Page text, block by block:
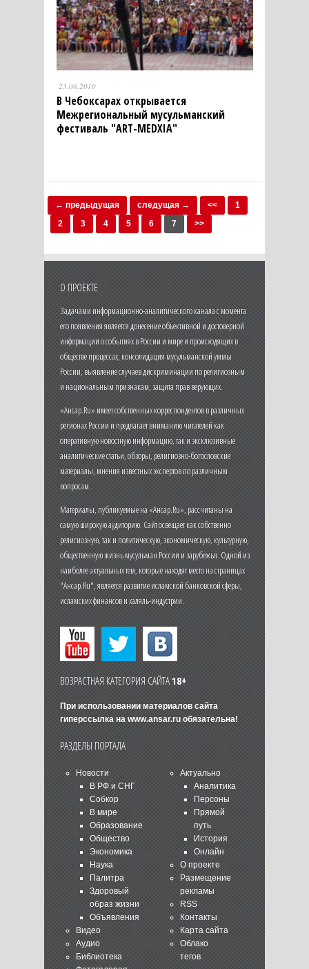
23.08.2010
В Чебоксарах открывается
Межрегиональный мусульманский
фестиваль "ART-MEDXIA"
← предыдущая следущая → <<
1
2
3 4 5 6 7 >>
О ПРОЕКТЕ
Задачами информационно-аналитического канала с момента
его появления является донесение объективной и достоверной
информации о событиях в России и мире и происходящих в
обществе процессах, консолидация мусульманской уммы
России, выявление случаев дискриминации по религиозным
и национальным признакам, защита прав верующих.
«Ансар.Ru» имеет собственных корреспондентов в различных
регионах России и предлагает вниманию читателей как
оперативную новостную информацию, так и эксклюзивные
аналитические статьи, обзоры, религиозно-богословские
материалы, мнения известных экспертов по различным
вопросам.
Материалы, публикуемые на «Ансар.Ru», рассчитаны на
самую широкую аудиторию. Сайт освещает как собственно
религиозную, так и политическую, экономическую, культурную,
общественную жизнь мусульман России и зарубежья. Одной из
наиболее актуальных тем, которые находят место на страницах
"Ансар.Ru", является развитие исламской банковской сферы,
исламских финансов и халяль-индустрии.
ВОЗРАСТНАЯ КАТЕГОРИЯ САЙТА18+
При использовании материалов сайта
гиперссылка на www.ansar.ruобязательна!
РАЗДЕЛЫ ПОРТАЛА
Новости
В РФ и СНГ
Собкор
В мире
Образование
Общество
Экономика
Наука
Палитра
Здоровый
образ жизни
Объявления
Видео
Аудио
Библиотека
Актуально
Аналитика
Персоны
Прямой
путь
История
Онлайн
О проекте
Размещение
рекламы
RSS
Контакты
Карта сайта
Облако
тегов